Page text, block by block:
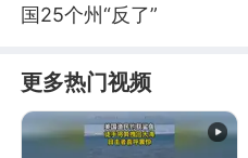
国25个州“反了”
更多热门视频